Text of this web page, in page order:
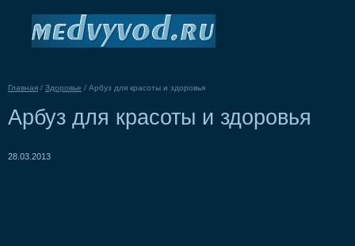
Главная / Здоровье / Арбуз для красоты и здоровья
Арбуз для красоты и здоровья
28.03.2013